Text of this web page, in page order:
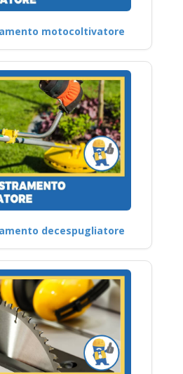
motocoltivatore
decespugliatore